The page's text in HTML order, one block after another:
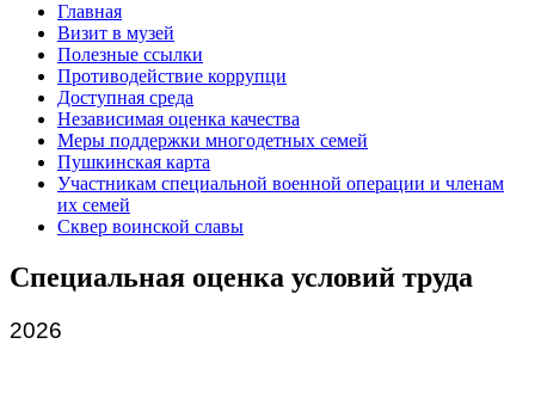
Главная
Визит в музей
Полезные ссылки
Противодействие коррупци
Доступная среда
Независимая оценка качества
Меры поддержки многодетных семей
Пушкинская карта
Участникам специальной военной операции и членам
их семей
Сквер воинской славы
Специальная оценка условий труда
2026